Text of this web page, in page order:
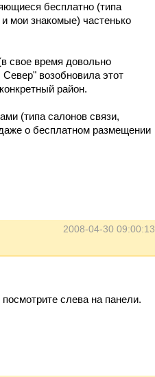
бесплатно (типа
мои знакомые) частенько
свое время довольно
возобновила этот
район.
(типа салонов связи,
о бесплатном размещении
2008-04-30 09:00:13
посмотрите слева на панели.